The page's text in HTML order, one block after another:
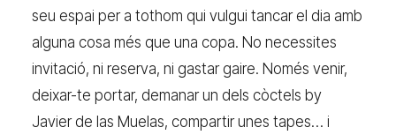
seu espai per a tothom qui vulgui tancar el dia amb
alguna cosa més que una copa. No necessites
invitació, ni reserva, ni gastar gaire. Només venir,
deixar-te portar, demanar un dels còctels by
Javier de las Muelas, compartir unes tapes… i